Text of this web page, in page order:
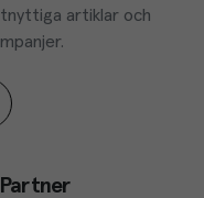
artiklar och